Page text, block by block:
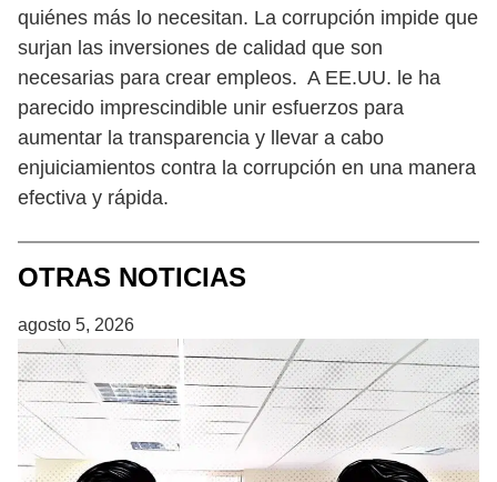
quiénes más lo necesitan. La corrupción impide que
surjan las inversiones de calidad que son
necesarias para crear empleos. A EE.UU. le ha
parecido imprescindible unir esfuerzos para
aumentar la transparencia y llevar a cabo
enjuiciamientos contra la corrupción en una manera
efectiva y rápida.
OTRAS NOTICIAS
agosto 5, 2026